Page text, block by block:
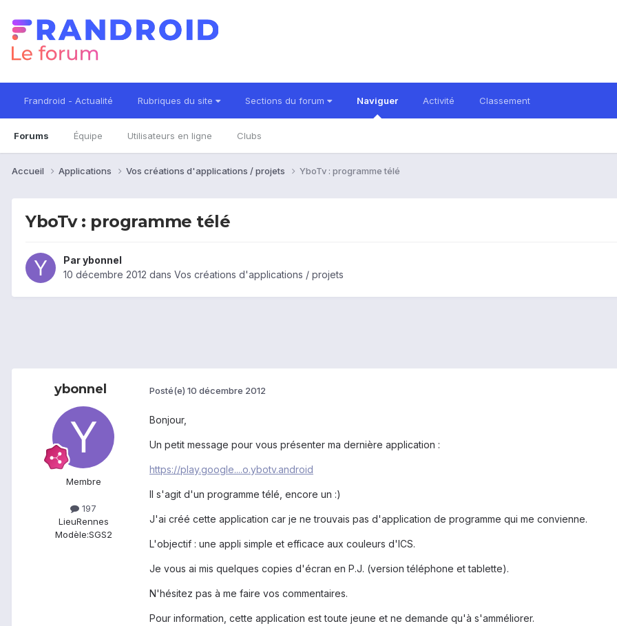
Frandroid - Actualité Rubriques du site Sections du forum Naviguer
Forums Équipe Utilisateurs en ligne Clubs
Activité Classement
Accueil Applications Vos créations d'applications / projets YboTv : programme télé
YboTv : programme télé
Parybonnel
10 décembre 2012 dans Vos créations d'applications / projets
ybonnel
Membre
197
LieuRennes
Modèle:SGS2
Posté(e) 10 décembre 2012
Bonjour,
Un petit message pour vous présenter ma dernière application :
https://play.google....o.ybotv.android
Il s'agit d'un programme télé, encore un :)
J'ai créé cette application car je ne trouvais pas d'application de programme qui me convienne.
L'objectif : une appli simple et efficace aux couleurs d'ICS.
Je vous ai mis quelques copies d'écran en P.J. (version téléphone et tablette).
N'hésitez pas à me faire vos commentaires.
Pour information, cette application est toute jeune et ne demande qu'à s'amméliorer.